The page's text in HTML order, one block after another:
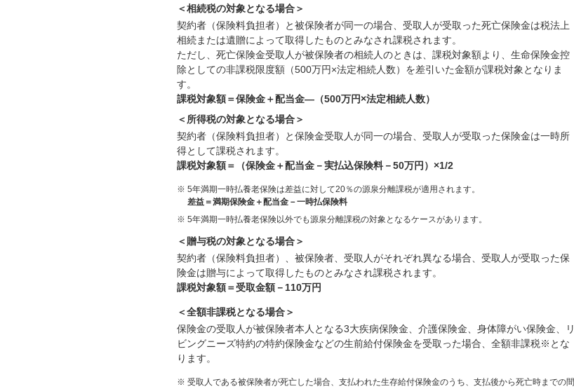
＜相続税の対象となる場合＞
契約者（保険料負担者）と被保険者が同一の場合、受取人が受取った死亡保険金は税法上
相続または遺贈によって取得したものとみなされ課税されます。
ただし、死亡保険金受取人が被保険者の相続人のときは、課税対象額より、生命保険金控
除としての非課税限度額（500万円×法定相続人数）を差引いた金額が課税対象となりま
す。
課税対象額＝保険金＋配当金―（500万円×法定相続人数）
＜所得税の対象となる場合＞
契約者（保険料負担者）と保険金受取人が同一の場合、受取人が受取った保険金は一時所
得として課税されます。
課税対象額＝（保険金＋配当金－実払込保険料－50万円）×1/2
※ 5年満期一時払養老保険は差益に対して20％の源泉分離課税が適用されます。
差益＝満期保険金＋配当金－一時払保険料
※ 5年満期一時払養老保険以外でも源泉分離課税の対象となるケースがあります。
＜贈与税の対象となる場合＞
契約者（保険料負担者）、被保険者、受取人がそれぞれ異なる場合、受取人が受取った保
険金は贈与によって取得したものとみなされ課税されます。
課税対象額＝受取金額－110万円
＜全額非課税となる場合＞
保険金の受取人が被保険者本人となる3大疾病保険金、介護保険金、身体障がい保険金、リ
ビングニーズ特約の特約保険金などの生前給付保険金を受取った場合、全額非課税※とな
ります。
※ 受取人である被保険者が死亡した場合、支払われた生存給付保険金のうち、支払後から死亡時までの間